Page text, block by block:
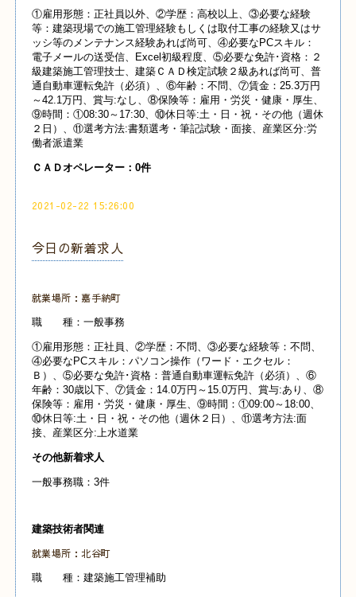
①雇用形態：正社員以外、②学歴：高校以上、③必要な経験
等：建築現場での施工管理経験もしくは取付工事の経験又はサ
ッシ等のメンテナンス経験あれば尚可、④必要なPCスキル：
電子メールの送受信、Excel初級程度、⑤必要な免許･資格：２
級建築施工管理技士、建築ＣＡＤ検定試験２級あれば尚可、普
通自動車運転免許（必須）、⑥年齢：不問、⑦賃金：25.3万円
～42.1万円、賞与:なし、⑧保険等：雇用・労災・健康・厚生、
⑨時間：①08:30～17:30、⑩休日等:土・日・祝・その他（週休
２日）、⑪選考方法:書類選考・筆記試験・面接、産業区分:労
働者派遣業
Ｃ ＡＤオペレーター：0件
2021-02-22 15:26:00
今日の新着求人
就業場所：嘉手納町
職 種：一般事務
①雇用形態：正社員、②学歴：不問、③必要な経験等：不問、
④必要なPCスキル：パソコン操作（ワード・エクセル：
Ｂ）、⑤必要な免許･資格：普通自動車運転免許（必須）、⑥
年齢：30歳以下、⑦賃金：14.0万円～15.0万円、賞与:あり、⑧
保険等：雇用・労災・健康・厚生、⑨時間：①09:00～18:00、
⑩休日等:土・日・祝・その他（週休２日）、⑪選考方法:面
接、産業区分:上水道業
その他新着求人
一般事務職：3件
建築技術者関連
就業場所：北谷町
職 種：建築施工管理補助